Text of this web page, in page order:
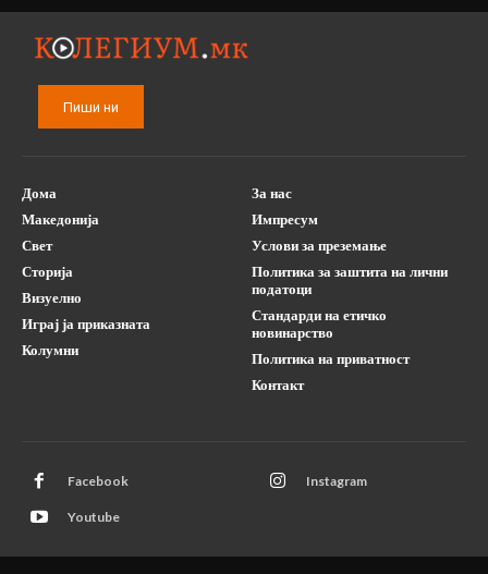
Пиши ни
Дома
Македонија
Свет
Сторија
Визуелно
Играј ја приказната
Колумни
За нас
Импресум
Услови за преземање
Политика за заштита на лични
податоци
Стандарди на етичко
новинарство
Политика на приватност
Контакт
Facebook Instagram
Youtube